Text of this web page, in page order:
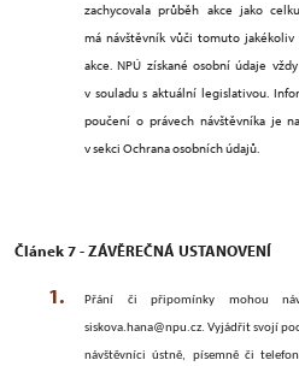
zachycovala průběh akce jako
má návštěvník vůči tomuto
akce. NPÚ získané osobní údaje
v souladu s aktuální legislativou.
poučení o právech návštěvníka je
v sekci Ochrana osobních údajů.
Článek 7 - ZÁVĚREČNÁ USTANOVENÍ
Přání či připomínky mohou
siskova.hana@npu.cz. Vyjádřit svojí
návštěvníci ústně, písemně či